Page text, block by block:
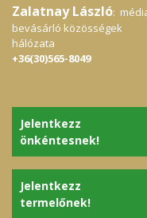
Zalatnay László:
bevásárló közösségek
hálózata
+36(30)565-8049
Jelentkezz
önkéntesnek!
Jelentkezz
termelőnek!